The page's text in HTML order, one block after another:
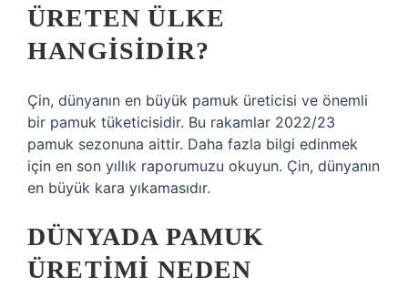
ÜRETEN ÜLKE
HANGISIDIR?
Çin, dünyanın en büyük pamuk üreticisi ve önemli
bir pamuk tüketicisidir. Bu rakamlar 2022/23
pamuk sezonuna aittir. Daha fazla bilgi edinmek
için en son yıllık raporumuzu okuyun. Çin, dünyanın
en büyük kara yıkamasıdır.
DÜNYADA PAMUK
ÜRETIMI NEDEN